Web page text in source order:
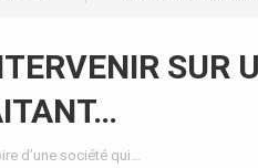
d’une société qui…